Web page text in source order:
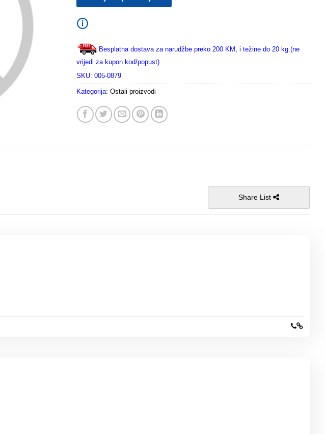
Besplatna dostava za narudžbe preko 200 KM, i težine do 20 kg.(ne
vrijedi za kupon kod/popust)
SKU: 005-0879
Kategorija: Ostali proizvodi
Share List